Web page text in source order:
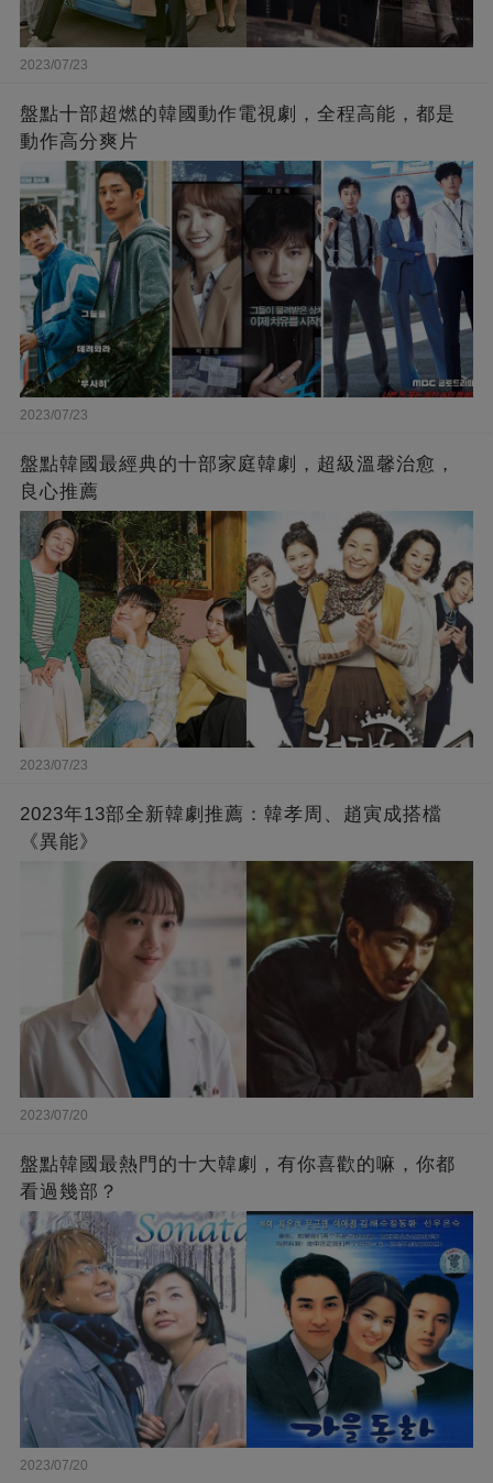
2023/07/23
盤點十部超燃的韓國動作電視劇，全程高能，都是
動作高分爽片
2023/07/23
盤點韓國最經典的十部家庭韓劇，超級溫馨治愈，
良心推薦
2023/07/23
2023年13部全新韓劇推薦：韓孝周、趙寅成搭檔
《異能》
2023/07/20
盤點韓國最熱門的十大韓劇，有你喜歡的嘛，你都
看過幾部？
2023/07/20